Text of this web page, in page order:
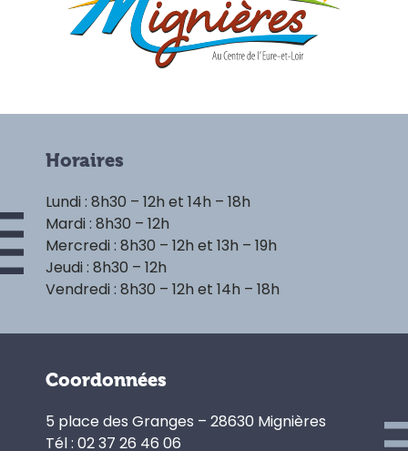
Horaires
Lundi : 8h30 – 12h et 14h – 18h
Mardi : 8h30 – 12h
Mercredi : 8h30 – 12h et 13h – 19h
Jeudi : 8h30 – 12h
Vendredi : 8h30 – 12h et 14h – 18h
Coordonnées
5 place des Granges – 28630 Mignières
Tél : 02 37 26 46 06